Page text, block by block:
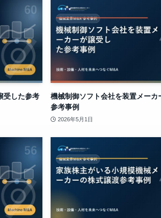
受した参考
機械制御ソフト会社を装置メーカ
参考事例
2026年5月1日